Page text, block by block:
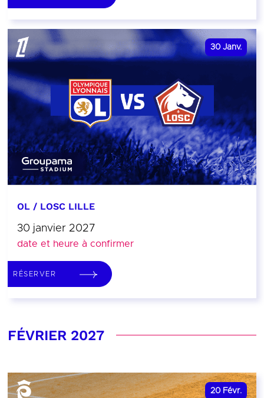
30 Janv.
OL / LOSC LILLE
30 janvier 2027
date et heure à confirmer
RÉSERVER
FÉVRIER 2027
20 Févr.